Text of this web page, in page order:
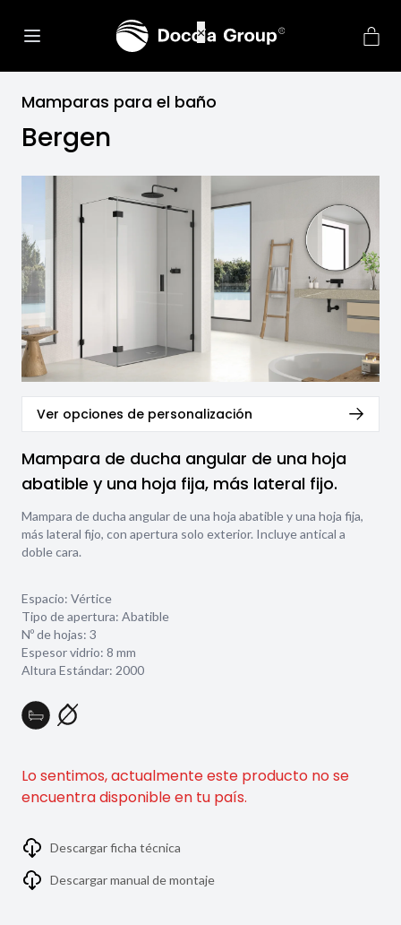
Mamparas para el baño
Bergen
Ver opciones de personalización
Mampara de ducha angular de una hoja
abatible y una hoja fija, más lateral fijo.
Mampara de ducha angular de una hoja abatible y una hoja fija,
más lateral fijo, con apertura solo exterior. Incluye antical a
doble cara.
Espacio: Vértice
Tipo de apertura: Abatible
Nº de hojas: 3
Espesor vidrio: 8 mm
Altura Estándar: 2000
Lo sentimos, actualmente este producto no se
encuentra disponible en tu país.
Descargar ficha técnica
Descargar manual de montaje